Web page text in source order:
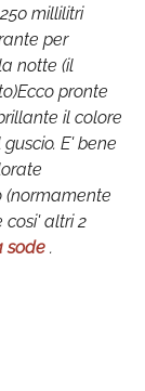
millilitri
per
notte (il
pronte
il colore
E' bene
(normamente
cosi' altri 2
sode .